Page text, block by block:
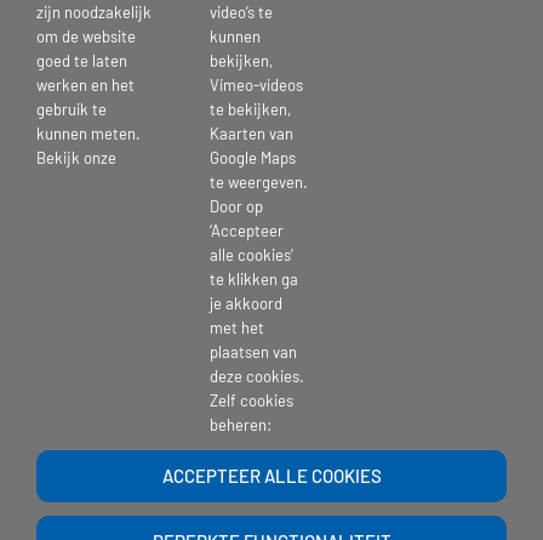
21 juni 2024
Deel dit bericht kies je platform >
RedditLinkedIn
zijn noodzakelijk
om de website
goed te laten
werken en het
gebruik te
kunnen meten.
Bekijk onze
video’s te
kunnen
bekijken,
Vimeo-videos
te bekijken,
Kaarten van
Google Maps
te weergeven.
Door op
‘Accepteer
alle cookies’
te klikken ga
je akkoord
met het
plaatsen van
deze cookies.
Zelf cookies
beheren:
ACCEPTEER ALLE COOKIES